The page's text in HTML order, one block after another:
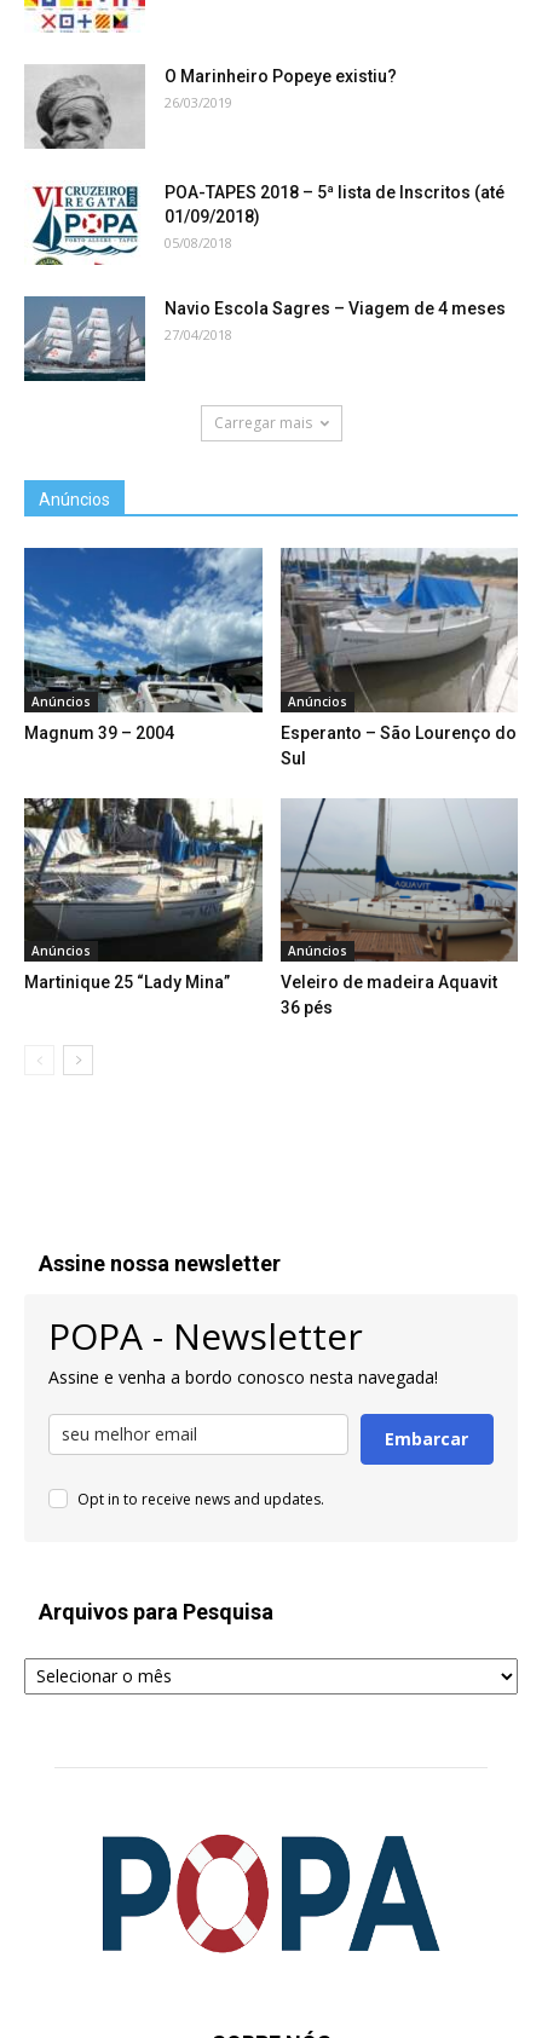
O Marinheiro Popeye existiu?
26/03/2019
POA-TAPES 2018 – 5ª lista de Inscritos (até
01/09/2018)
05/08/2018
Navio Escola Sagres – Viagem de 4 meses
27/04/2018
Carregar mais
Anúncios
Anúncios
Magnum 39 – 2004
Anúncios
Esperanto – São Lourenço do
Sul
Anúncios
Martinique 25 “Lady Mina”
Anúncios
Veleiro de madeira Aquavit
36 pés
Assine nossa newsletter
POPA - Newsletter
Assine e venha a bordo conosco nesta navegada!
Embarcar
Opt in to receive news and updates.
Arquivos para Pesquisa
Arquivos
para